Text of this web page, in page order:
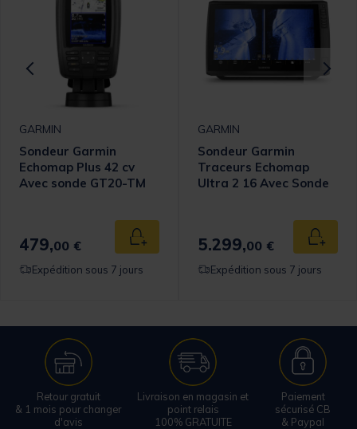
panier
GARMIN
Sondeur Garmin
Echomap Plus 42 cv
Avec sonde GT20-TM
479,00 € Ajouter au panier
Expédition sous 7 jours
GARMIN
Sondeur Garmin
Traceurs Echomap
Ultra 2 16 Avec Sonde
5.299,00 €
Expédition sous 7 jours
Retour gratuit
& 1 mois pour changer
d'avis
Livraison en magasin et
point relais
100% GRATUITE
Paiement
sécurisé CB
& Paypal